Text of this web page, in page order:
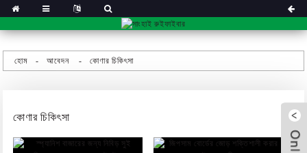
হোম আবেদন কোণার চিকিৎসা
কোণার চিকিৎসা